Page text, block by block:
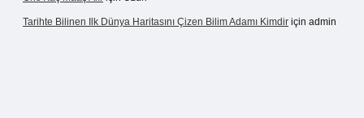
Tarihte Bilinen Ilk Dünya Haritasını Çizen Bilim Adamı Kimdir için admin